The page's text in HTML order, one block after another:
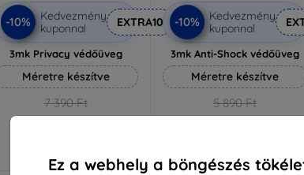
Ez a webhely a böngészés
-10%
Kedvezmény
kuponnal
EXTRA10
3mk Privacy védőüveg
Méretre készítve
7 390 Ft
6 651 Ft
-10%
Kedvezmény
kuponnal
3mk Anti-Shock védőüveg
Méretre készítve
5 890 Ft
5 301 Ft